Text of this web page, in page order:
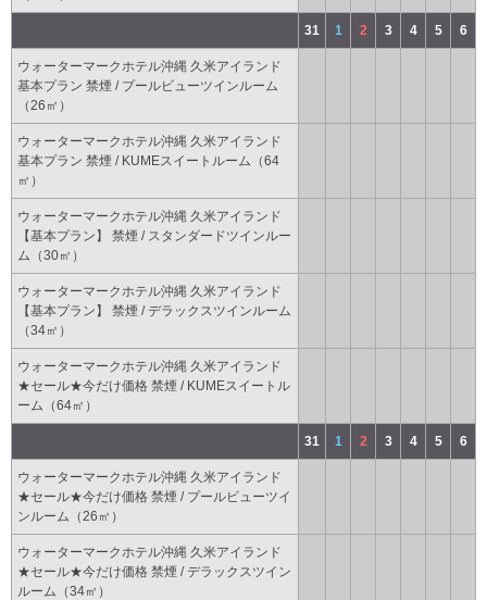
31 1 2 3 4 5 6
ウォーターマークホテル沖縄 久米アイランド
基本プラン 禁煙 / プールビューツインルーム
（26㎡）
ウォーターマークホテル沖縄 久米アイランド
基本プラン 禁煙 / KUMEスイートルーム（64
㎡）
ウォーターマークホテル沖縄 久米アイランド
【基本プラン】 禁煙 / スタンダードツインルー
ム（30㎡）
ウォーターマークホテル沖縄 久米アイランド
【基本プラン】 禁煙 / デラックスツインルーム
（34㎡）
ウォーターマークホテル沖縄 久米アイランド
★セール★今だけ価格 禁煙 / KUMEスイートル
ーム（64㎡）
31 1 2 3 4 5 6
ウォーターマークホテル沖縄 久米アイランド
★セール★今だけ価格 禁煙 / プールビューツイ
ンルーム（26㎡）
ウォーターマークホテル沖縄 久米アイランド
★セール★今だけ価格 禁煙 / デラックスツイン
ルーム（34㎡）